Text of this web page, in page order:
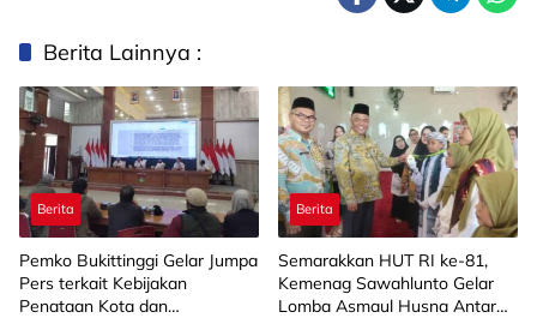
Berita Lainnya :
Berita
Pemko Bukittinggi Gelar Jumpa
Pers terkait Kebijakan
Penataan Kota dan
Berita
Semarakkan HUT RI ke-81,
Kemenag Sawahlunto Gelar
Lomba Asmaul Husna Antar